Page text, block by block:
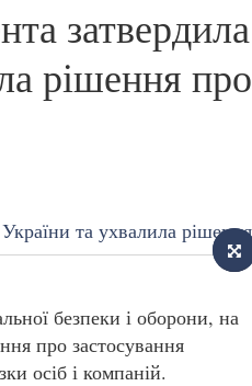
затвердила
рішення про
безпеки і оборони, на
про застосування
осіб і компаній.